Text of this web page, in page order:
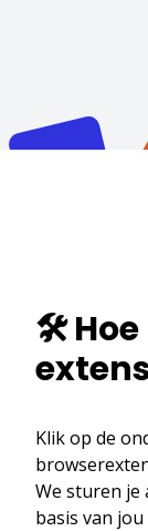
🛠️
Klik op de
We sturen je
basis van